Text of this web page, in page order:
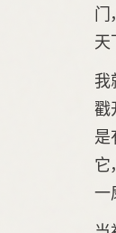
门
天
我
戳
是
它
一